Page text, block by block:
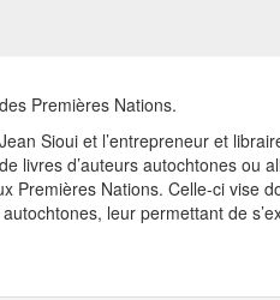
Premières Nations.
Sioui et l’entrepreneur et
livres d’auteurs autochtones ou
Premières Nations. Celle-ci vise
leur permettant de